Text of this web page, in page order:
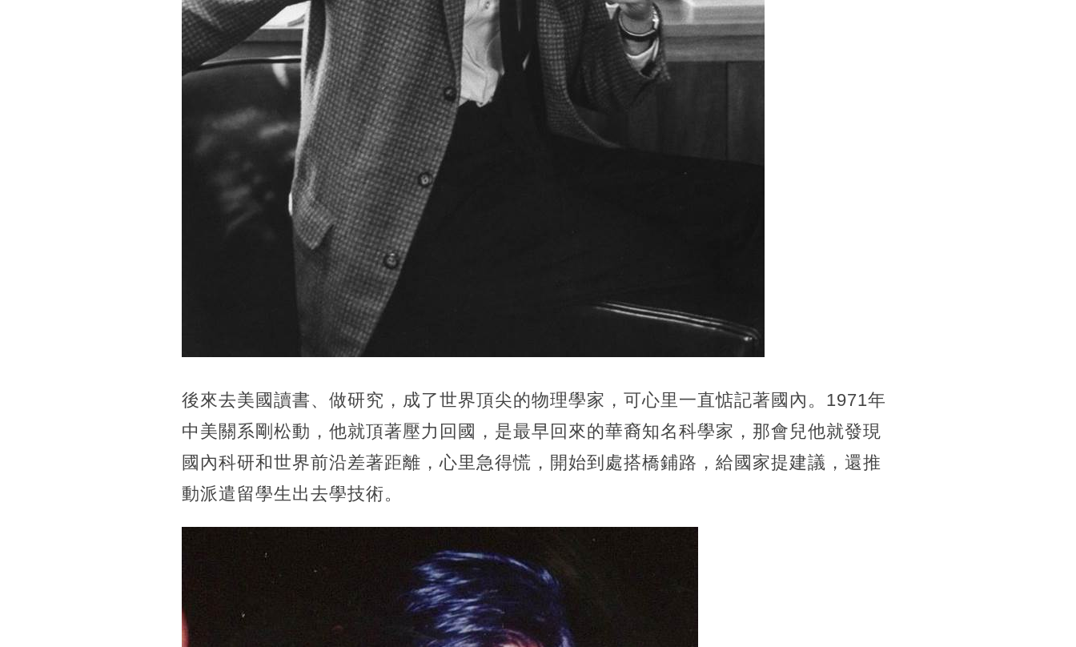
後來去美國讀書、做研究，成了世界頂尖的物理學家，可心里一直惦記著國內。1971年
中美關系剛松動，他就頂著壓力回國，是最早回來的華裔知名科學家，那會兒他就發現
國內科研和世界前沿差著距離，心里急得慌，開始到處搭橋鋪路，給國家提建議，還推
動派遣留學生出去學技術。